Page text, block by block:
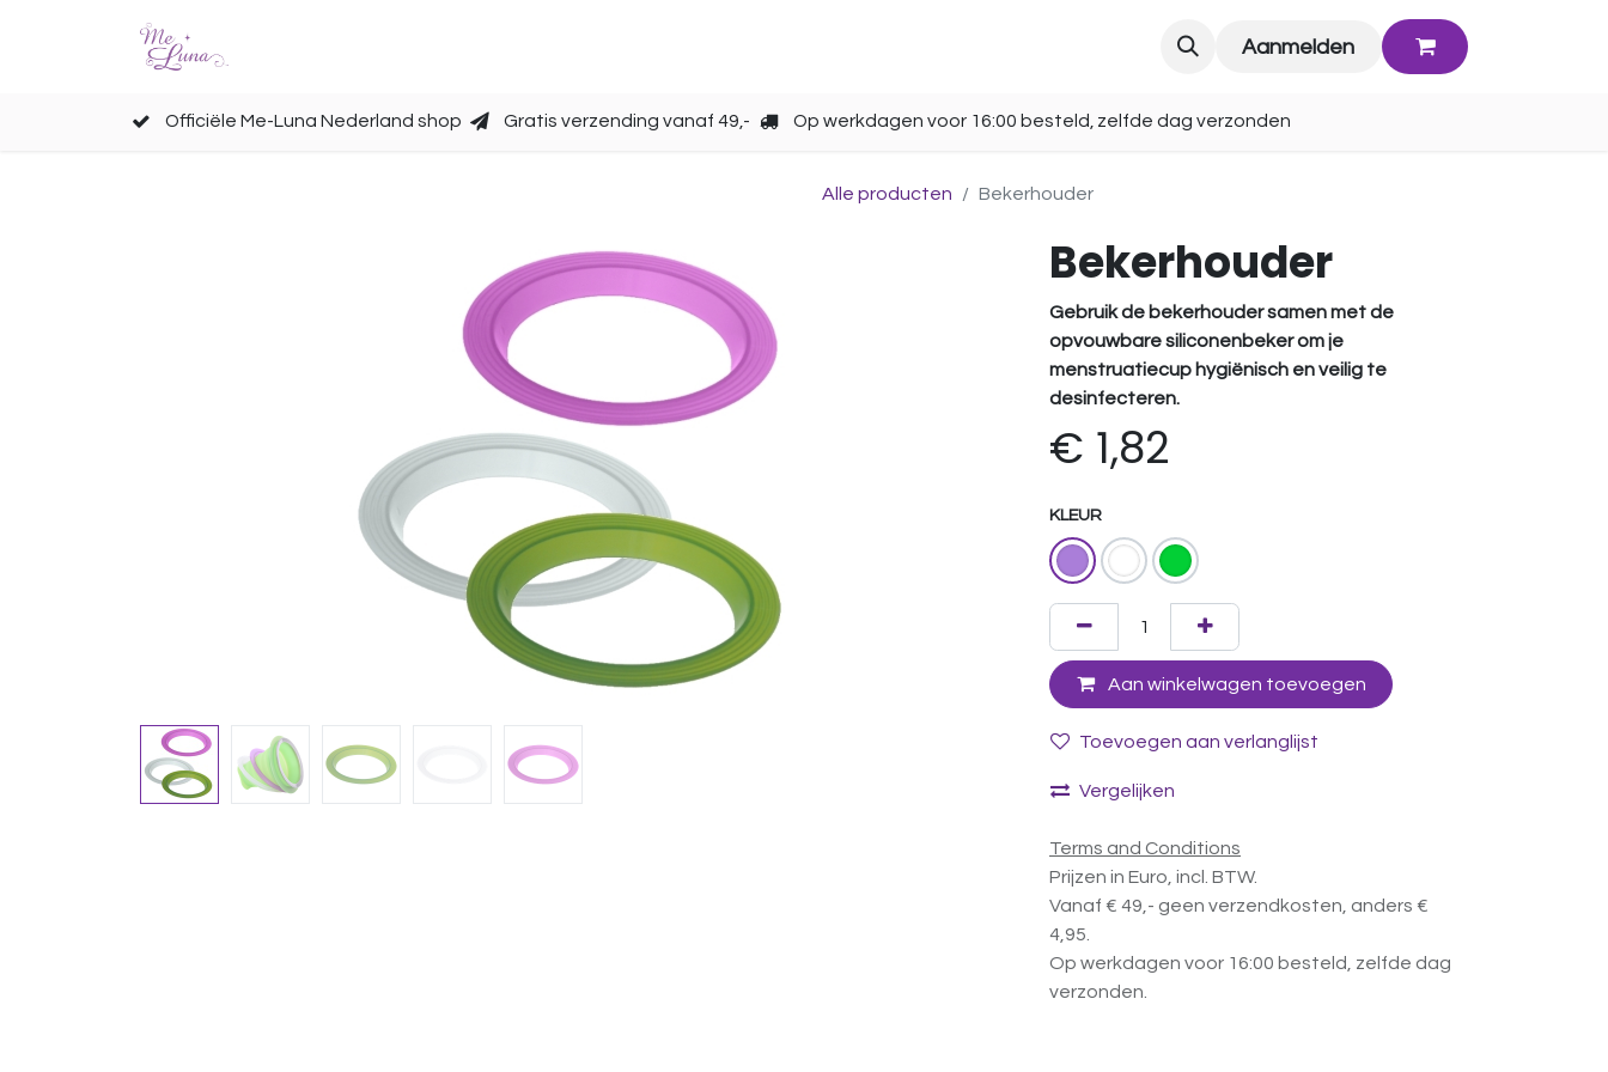
Aanmelden
Officiële Me-Luna Nederland shop Gratis verzending vanaf 49,- Op werkdagen voor 16:00 besteld, zelfde dag verzonden
Alle producten Bekerhouder
Bekerhouder
Gebruik de bekerhouder samen met de
opvouwbare siliconenbeker om je
menstruatiecup hygiënisch en veilig te
desinfecteren.
€ 1,82
KLEUR
Aan winkelwagen toevoegen
Toevoegen aan verlanglijst
Vergelijken
Terms and Conditions
Prijzen in Euro, incl. BTW.
Vanaf € 49,- geen verzendkosten, anders €
4,95.
Op werkdagen voor 16:00 besteld, zelfde dag
verzonden.